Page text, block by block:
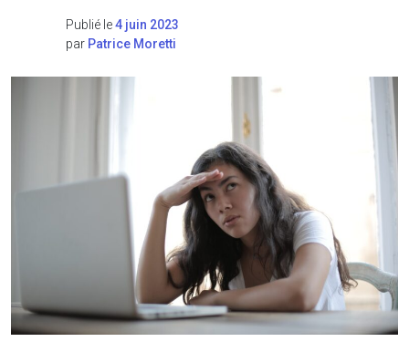
Publié le4 juin 2023
par Patrice Moretti